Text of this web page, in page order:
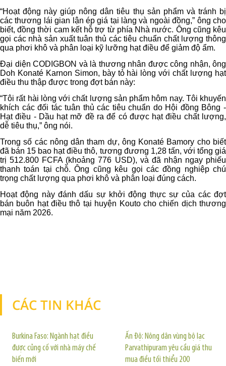
“Hoạt động này giúp nông dân tiêu thụ sản phẩm và tránh bị
các thương lái gian lận ép giá tại làng và ngoài đồng,” ông cho
biết, đồng thời cam kết hỗ trợ từ phía Nhà nước. Ông cũng kêu
gọi các nhà sản xuất tuân thủ các tiêu chuẩn chất lượng thông
qua phơi khô và phân loại kỹ lưỡng hạt điều để giảm độ ẩm.
Đại diện CODIGBON và là thương nhân được công nhận, ông
Doh Konaté Karnon Simon, bày tỏ hài lòng với chất lượng hạt
điều thu thập được trong đợt bán này:
“Tôi rất hài lòng với chất lượng sản phẩm hôm nay. Tôi khuyến
khích các đối tác tuân thủ các tiêu chuẩn do Hội đồng Bông -
Hạt điều - Dầu hạt mỡ đề ra để có được hạt điều chất lượng,
dễ tiêu thụ,” ông nói.
Trong số các nông dân tham dự, ông Konaté Bamory cho biết
đã bán 15 bao hạt điều thô, tương đương 1,28 tấn, với tổng giá
trị 512.800 FCFA (khoảng 776 USD), và đã nhận ngay phiếu
thanh toán tại chỗ. Ông cũng kêu gọi các đồng nghiệp chú
trọng chất lượng qua phơi khô và phân loại đúng cách.
Hoạt động này đánh dấu sự khởi động thực sự của các đợt
bán buôn hạt điều thô tại huyện Kouto cho chiến dịch thương
mại năm 2026.
CÁC TIN KHÁC
Burkina Faso: Ngành hạt điều
được củng cố với nhà máy chế
biến mới
Ấn Độ: Nông dân vùng bộ lạc
Parvathipuram yêu cầu giá thu
mua điều tối thiểu 200